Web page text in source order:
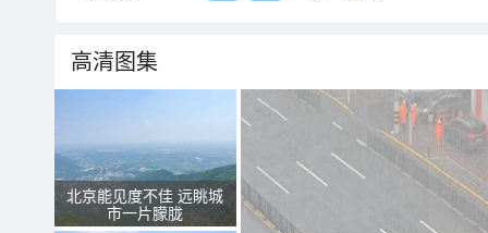
高清图集
北京能见度不佳 远眺城
市一片朦胧